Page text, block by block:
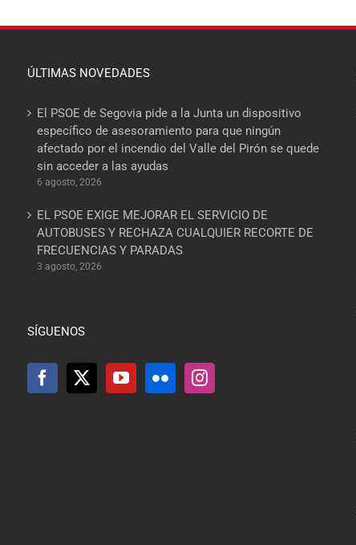
ÚLTIMAS NOVEDADES
El PSOE de Segovia pide a la Junta un dispositivo
específico de asesoramiento para que ningún
afectado por el incendio del Valle del Pirón se quede
sin acceder a las ayudas
6 agosto, 2026
EL PSOE EXIGE MEJORAR EL SERVICIO DE
AUTOBUSES Y RECHAZA CUALQUIER RECORTE DE
FRECUENCIAS Y PARADAS
3 agosto, 2026
SÍGUENOS